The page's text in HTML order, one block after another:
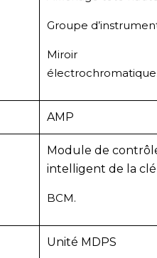
Groupe
Miroir
AMP
Module de
intelligent de la clé
BCM.
Unité MDPS